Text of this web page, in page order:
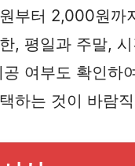
부터 2,000원
, 평일과 주말,
여부도 확인
하는 것이 바람